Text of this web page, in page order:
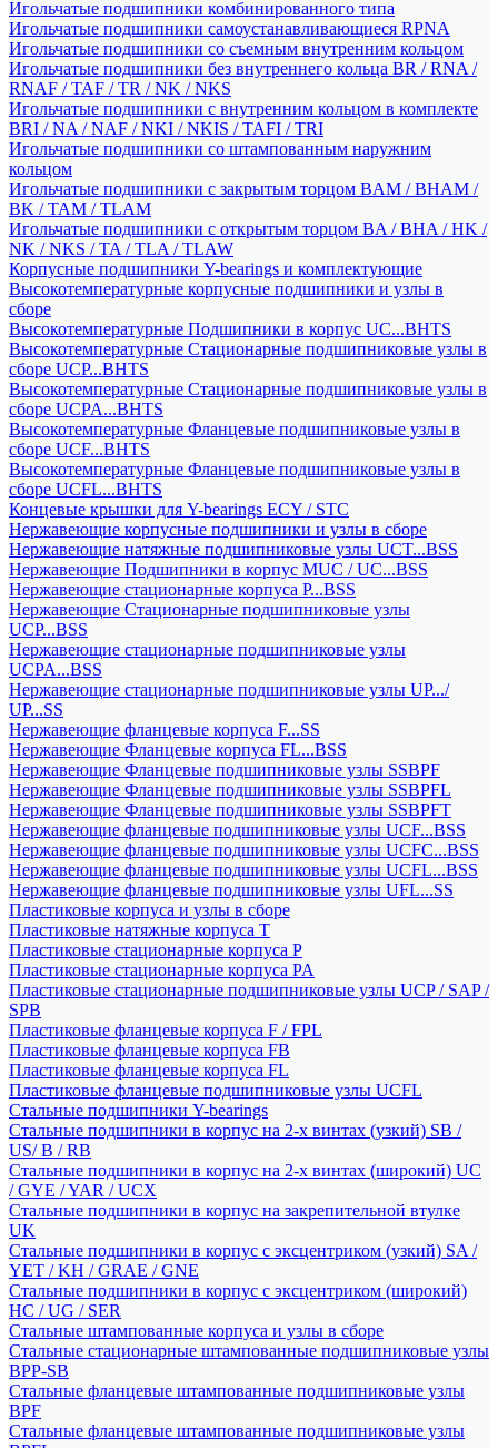
Игольчатые подшипники комбинированного типа
Игольчатые подшипники самоустанавливающиеся RPNA
Игольчатые подшипники со съемным внутренним кольцом
Игольчатые подшипники без внутреннего кольца BR / RNA /
RNAF / TAF / TR / NK / NKS
Игольчатые подшипники с внутренним кольцом в комплекте
BRI / NA / NAF / NKI / NKIS / TAFI / TRI
Игольчатые подшипники со штампованным наружним
кольцом
Игольчатые подшипники с закрытым торцом BAM / BHAM /
BK / TAM / TLAM
Игольчатые подшипники с открытым торцом BA / BHA / HK /
NK / NKS / TA / TLA / TLAW
Корпусные подшипники Y-bearings и комплектующие
Высокотемпературные корпусные подшипники и узлы в
сборе
Высокотемпературные Подшипники в корпус UC...BHTS
Высокотемпературные Стационарные подшипниковые узлы в
сборе UCP...BHTS
Высокотемпературные Стационарные подшипниковые узлы в
сборе UCPA...BHTS
Высокотемпературные Фланцевые подшипниковые узлы в
сборе UCF...BHTS
Высокотемпературные Фланцевые подшипниковые узлы в
сборе UCFL...BHTS
Концевые крышки для Y-bearings ECY / STC
Нержавеющие корпусные подшипники и узлы в сборе
Нержавеющие натяжные подшипниковые узлы UCT...BSS
Нержавеющие Подшипники в корпус MUC / UC...BSS
Нержавеющие стационарные корпуса P...BSS
Нержавеющие Стационарные подшипниковые узлы
UCP...BSS
Нержавеющие стационарные подшипниковые узлы
UCPA...BSS
Нержавеющие стационарные подшипниковые узлы UP.../
UP...SS
Нержавеющие фланцевые корпуса F...SS
Нержавеющие Фланцевые корпуса FL...BSS
Нержавеющие Фланцевые подшипниковые узлы SSBPF
Нержавеющие Фланцевые подшипниковые узлы SSBPFL
Нержавеющие Фланцевые подшипниковые узлы SSBPFT
Нержавеющие фланцевые подшипниковые узлы UCF...BSS
Нержавеющие фланцевые подшипниковые узлы UCFC...BSS
Нержавеющие фланцевые подшипниковые узлы UCFL...BSS
Нержавеющие фланцевые подшипниковые узлы UFL...SS
Пластиковые корпуса и узлы в сборе
Пластиковые натяжные корпуса T
Пластиковые стационарные корпуса P
Пластиковые стационарные корпуса PA
Пластиковые стационарные подшипниковые узлы UCP / SAP /
SPB
Пластиковые фланцевые корпуса F / FPL
Пластиковые фланцевые корпуса FB
Пластиковые фланцевые корпуса FL
Пластиковые фланцевые подшипниковые узлы UCFL
Стальные подшипники Y-bearings
Стальные подшипники в корпус на 2-х винтах (узкий) SB /
US/ B / RB
Стальные подшипники в корпус на 2-х винтах (широкий) UC
/ GYE / YAR / UCX
Стальные подшипники в корпус на закрепительной втулке
UK
Стальные подшипники в корпус с эксцентриком (узкий) SA /
YET / KH / GRAE / GNE
Стальные подшипники в корпус с эксцентриком (широкий)
HC / UG / SER
Стальные штампованные корпуса и узлы в сборе
Стальные стационарные штампованные подшипниковые узлы
BPP-SB
Стальные фланцевые штампованные подшипниковые узлы
BPF
Стальные фланцевые штампованные подшипниковые узлы